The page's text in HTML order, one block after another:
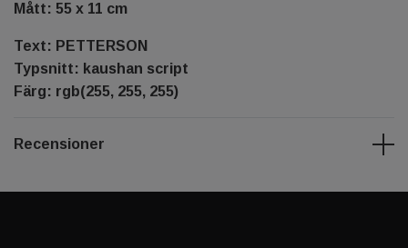
Mått: 55 x 11 cm
Text: PETTERSON
Typsnitt: kaushan script
Färg: rgb(255, 255, 255)
Recensioner